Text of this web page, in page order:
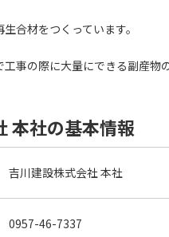
合材をつくっています。
事の際に大量にできる副産物
本社の基本情報
吉川建設株式会社 本社
0957-46-7337